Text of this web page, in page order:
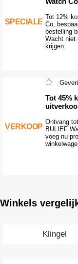
SPECIALE
Tot 12%
Co,
bestelling
Wacht niet
krijgen.
VERKOOP
Tot 45%
Ontvang
BULIEF
voeg nu
Winkels
Klingel